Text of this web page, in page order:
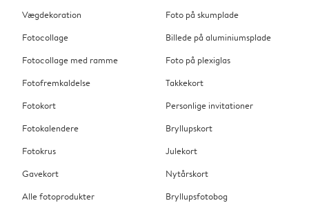
Vægdekoration
Fotocollage
Fotocollage med ramme
Fotofremkaldelse
Fotokort
Fotokalendere
Fotokrus
Gavekort
Alle fotoprodukter
Foto på skumplade
Billede på aluminiumsplade
Foto på plexiglas
Takkekort
Personlige invitationer
Bryllupskort
Julekort
Nytårskort
Bryllupsfotobog